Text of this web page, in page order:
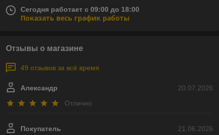
Сегодня работает с 09:00 до 18:00
Показать весь график работы
Отзывы о магазине
49 отзывов за всё время
20.07.2026
Александр
Отлично
21.06.2026
Покупатель